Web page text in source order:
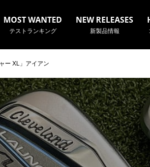
MOST WANTED
テストランキング
NEW RELEASES
新製品情報
ー XL」アイアン
ブ名など、検索したい事柄を入力してくださ